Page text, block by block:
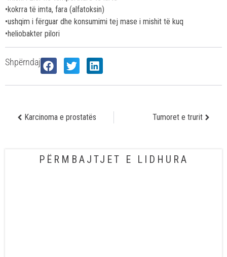
•kokrra të imta, fara (alfatoksin)
•ushqim i fërguar dhe konsumimi tej mase i mishit të kuq
•heliobakter pilori
Shpërndaj
Karcinoma e prostatës Tumoret e trurit
PËRMBAJTJET E LIDHURA